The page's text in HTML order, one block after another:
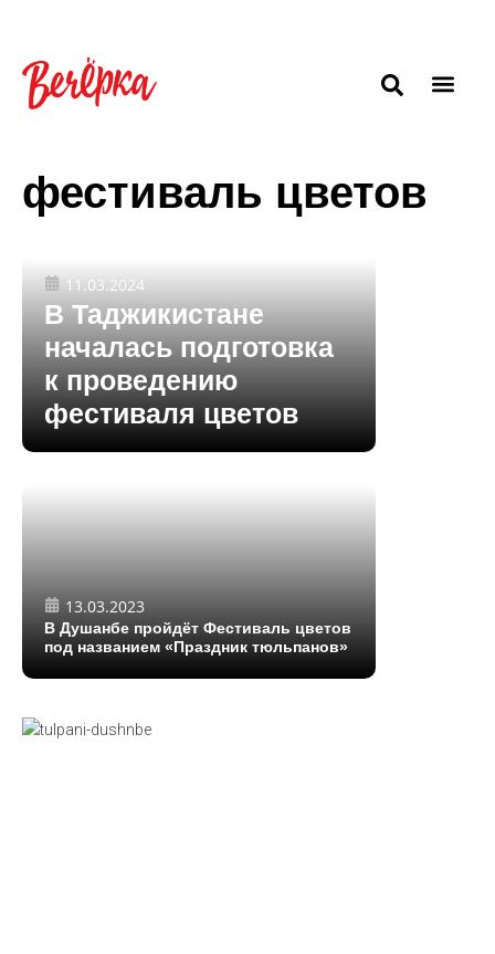
фестиваль цветов
11.03.2024
В Таджикистане
началась подготовка
к проведению
фестиваля цветов
13.03.2023
В Душанбе пройдёт Фестиваль цветов
под названием «Праздник тюльпанов»